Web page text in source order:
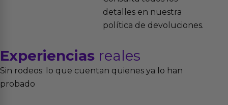
detalles en nuestra
política de devoluciones.
Experiencias reales
Sin rodeos: lo que cuentan quienes ya lo han
probado